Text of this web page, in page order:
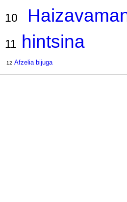
10
11 hintsina
12 Afzelia bijuga